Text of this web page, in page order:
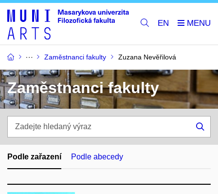
EN
Zaměstnanci fakulty Zuzana Nevěřilová
Zaměstnanci fakulty
hledaný
výraz
Podle zařazení Podle abecedy